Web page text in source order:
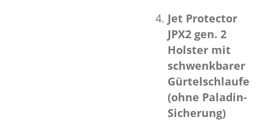
Jet Protector
JPX2 gen. 2
Holster mit
schwenkbarer
Gürtelschlaufe
(ohne Paladin-
Sicherung)